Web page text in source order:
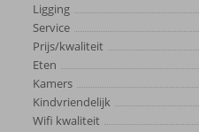
Ligging
Service
Prijs/kwaliteit
Eten
Kamers
Kindvriendelijk
Wifi kwaliteit